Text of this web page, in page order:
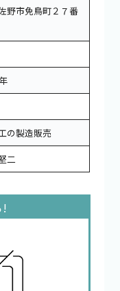
野市免鳥町２７番
の製造販売
二